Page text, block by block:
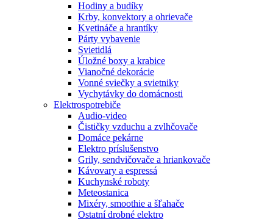
Hodiny a budíky
Krby, konvektory a ohrievače
Kvetináče a hrantíky
Párty vybavenie
Svietidlá
Úložné boxy a krabice
Vianočné dekorácie
Vonné sviečky a svietniky
Vychytávky do domácnosti
Elektrospotrebiče
Audio-video
Čističky vzduchu a zvlhčovače
Domáce pekárne
Elektro príslušenstvo
Grily, sendvičovače a hriankovače
Kávovary a espressá
Kuchynské roboty
Meteostanica
Mixéry, smoothie a šľahače
Ostatní drobné elektro